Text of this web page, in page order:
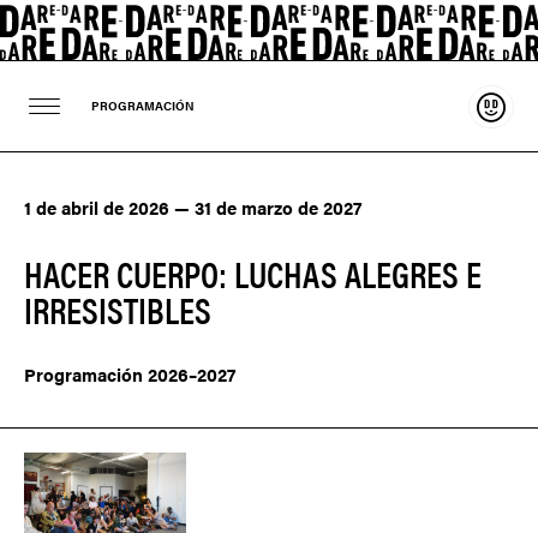
PROGRAMACIÓN
1 de abril de 2026 — 31 de marzo de 2027
HACER CUERPO: LUCHAS ALEGRES E
IRRESISTIBLES
Programación 2026–2027